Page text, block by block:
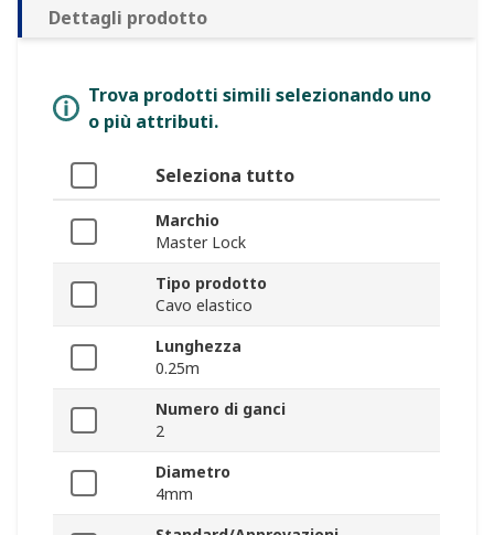
Dettagli prodotto
Trova prodotti simili selezionando uno
o più attributi.
Seleziona tutto
Marchio
Master Lock
Tipo prodotto
Cavo elastico
Lunghezza
0.25m
Numero di ganci
2
Diametro
4mm